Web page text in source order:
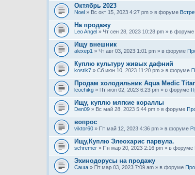
Октябрь 2023
Noel » Вс окт 15, 2023 4:27 pm » в форуме
На продажу
Leo Angel » Чт сен 28, 2023 10:28 pm » в форуме
Ищу внешник
alexep1 » Чт авг 03, 2023 1:01 pm » в форуме
Куплю культуру живых дафний
kostik7 » Сб июн 10, 2023 11:20 pm » в форуме
Продам холодильник Aqua Medic
leochikg » Пт июн 02, 2023 6:23 pm » в форуме
Ищу, куплю мягкие кораллы
Den09 » Вс май 28, 2023 5:44 pm » в форуме
вопрос
viktor60 » Пт май 12, 2023 4:36 pm » в форуме
Ищу,Куплю Элеохарис парвула.
schremer » Пн мар 20, 2023 2:16 pm » в форуме
Эхинодорусы на продажу
Саша » Пт мар 03, 2023 7:09 am » в форуме